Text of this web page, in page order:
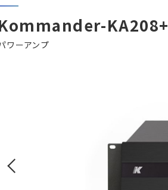
KA208+
ワーアンプ